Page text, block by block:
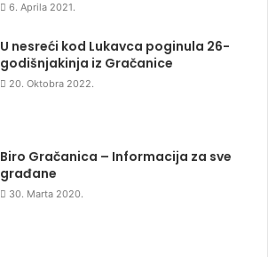
6. Aprila 2021.
U nesreći kod Lukavca poginula 26-
godišnjakinja iz Gračanice
20. Oktobra 2022.
Biro Gračanica – Informacija za sve
građane
30. Marta 2020.